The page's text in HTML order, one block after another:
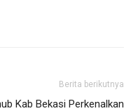
Berita berikutnya
Kab Bekasi Perkenalkan